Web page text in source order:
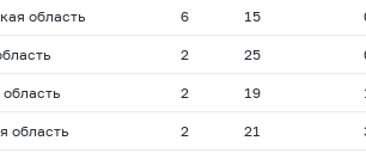
область 6 15
2 25
2 19
область 2 21